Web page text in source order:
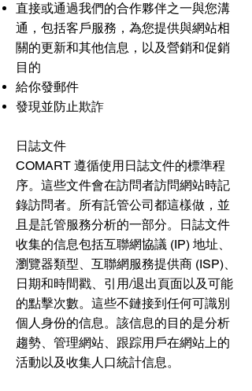
直接或通過我們的合作夥伴之一與您溝
通，包括客戶服務，為您提供與網站相
關的更新和其他信息，以及營銷和促銷
目的
給你發郵件
發現並防止欺詐
日誌文件
COMART 遵循使用日誌文件的標準程
序。這些文件會在訪問者訪問網站時記
錄訪問者。所有託管公司都這樣做，並
且是託管服務分析的一部分。日誌文件
收集的信息包括互聯網協議 (IP) 地址、
瀏覽器類型、互聯網服務提供商 (ISP)、
日期和時間戳、引用/退出頁面以及可能
的點擊次數。這些不鏈接到任何可識別
個人身份的信息。該信息的目的是分析
趨勢、管理網站、跟踪用戶在網站上的
活動以及收集人口統計信息。